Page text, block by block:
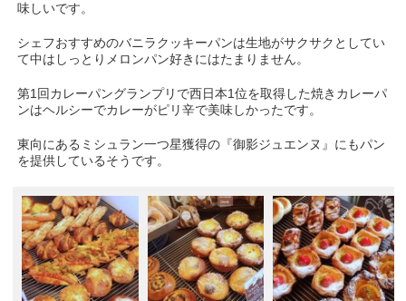
味しいです。
シェフおすすめのバニラクッキーパンは生地がサクサクとしてい
て中はしっとりメロンパン好きにはたまりません。
第1回カレーパングランプリで西日本1位を取得した焼きカレーパ
ンはヘルシーでカレーがピリ辛で美味しかったです。
東向にあるミシュラン一つ星獲得の『御影ジュエンヌ』にもパン
を提供しているそうです。